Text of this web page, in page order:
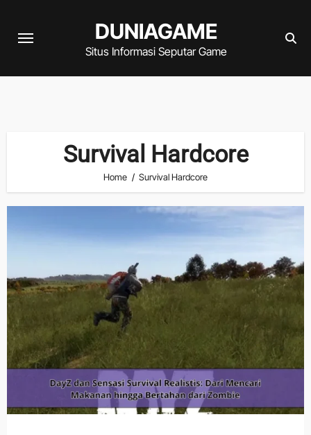
DUNIAGAME
Situs Informasi Seputar Game
Survival Hardcore
Home Survival Hardcore